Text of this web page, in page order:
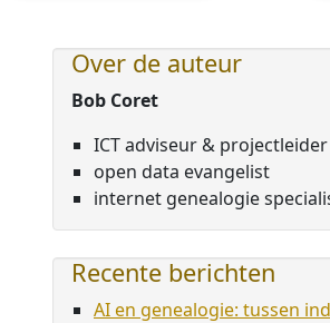
Over de auteur
Bob Coret
ICT adviseur & projectleider
open data evangelist
internet genealogie
Recente berichten
AI en genealogie: tussen